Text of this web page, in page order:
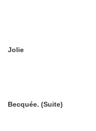
Jolie
Becquée. (Suite)